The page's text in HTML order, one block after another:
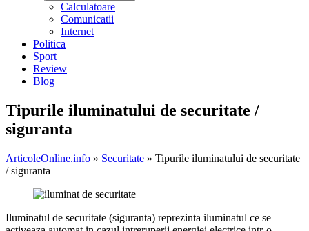
Calculatoare
Comunicatii
Internet
Politica
Sport
Review
Blog
Tipurile iluminatului de securitate /
siguranta
ArticoleOnline.info » Securitate » Tipurile iluminatului de securitate
/ siguranta
Iluminatul de securitate (siguranta) reprezinta iluminatul ce se